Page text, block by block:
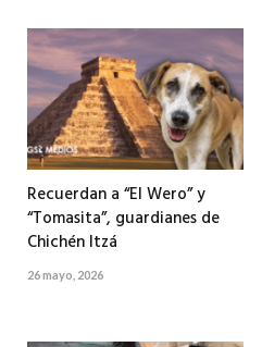
Recuerdan a “El Wero” y
“Tomasita”, guardianes de
Chichén Itzá
26 mayo, 2026